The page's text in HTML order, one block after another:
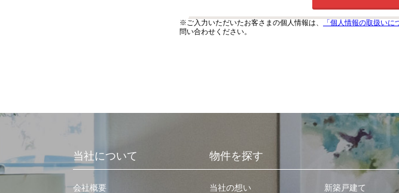
※ご入力いただいたお客さまの個人情報は、 「個人情報の取扱いに
問い合わせください。
当社について
会社概要
物件を探す
当社の想い
新築戸建て